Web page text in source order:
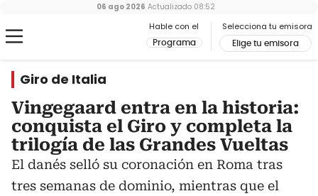
Hable con el
Programa
Selecciona tu emisora
Elige tu emisora
06 ago 2026 Actualizado 08:52
Giro de Italia
Vingegaard entra en la historia:
conquista el Giro y completa la
trilogía de las Grandes Vueltas
El danés selló su coronación en Roma tras
tres semanas de dominio, mientras que el